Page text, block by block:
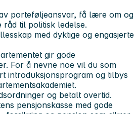
porteføljeansvar, få lære om og
råd til politisk ledelse.
med dyktige og engasjerte
gir gode
For å nevne noe vil du som
introduksjonsprogram og tilbys
og betalt overtid.
pensjonskasse med gode